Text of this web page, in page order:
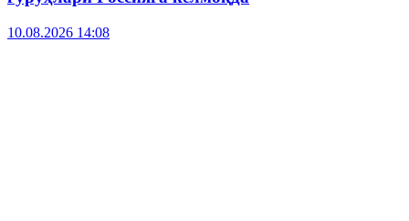
10.08.2026 14:08